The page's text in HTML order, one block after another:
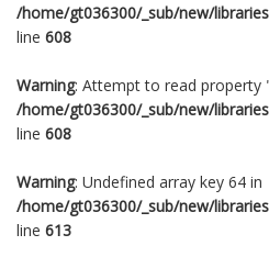
/home/gt036300/_sub/new/
line 608
Warning: Attempt to read property
/home/gt036300/_sub/new/
line 608
Warning: Undefined array key 64 in
/home/gt036300/_sub/new/
line 613